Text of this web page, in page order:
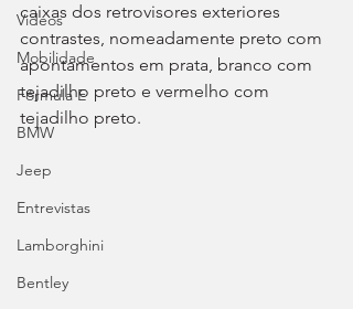
Videos
Mobilidade
Fórmula E
BMW
Jeep
Entrevistas
Lamborghini
Bentley
caixas dos retrovisores exteriores
contrastes, nomeadamente preto com
apontamentos em prata, branco com
tejadilho preto e vermelho com
tejadilho preto.